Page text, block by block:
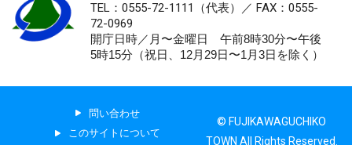
TEL：0555-72-1111 （代表）／ FAX：0555-
72-0969
開庁日時／月〜金曜日 午前8時30分〜午後
5時15分（祝日、12月29日〜1月3日を除く）
問い合わせ
このサイトについて
© FUJIKAWAGUCHIKO
TOWN All Rights Reserved.